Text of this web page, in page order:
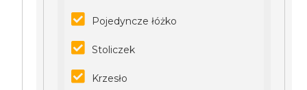
Pojedyncze łóżko
Stoliczek
Krzesło